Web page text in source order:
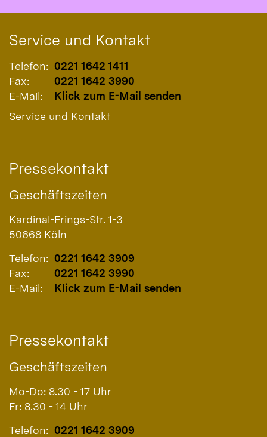
Service und Kontakt
Telefon: 0221 1642 1411
Fax:
0221 1642 3990
E-Mail:
Klick zum E-Mail senden
Service und Kontakt
Pressekontakt
Geschäftszeiten
Kardinal-Frings-Str. 1-3
50668 Köln
Telefon: 0221 1642 3909
Fax:
0221 1642 3990
E-Mail:
Klick zum E-Mail senden
Pressekontakt
Geschäftszeiten
Mo-Do: 8.30 - 17 Uhr
Fr: 8.30 - 14 Uhr
Telefon: 0221 1642 3909